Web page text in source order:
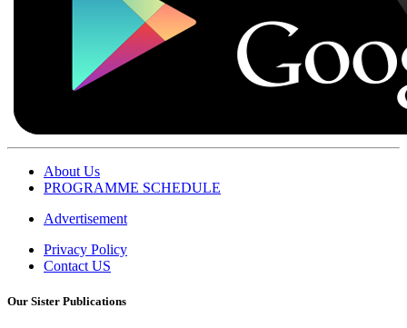
About Us
PROGRAMME SCHEDULE
Advertisement
Privacy Policy
Contact US
Our Sister Publications